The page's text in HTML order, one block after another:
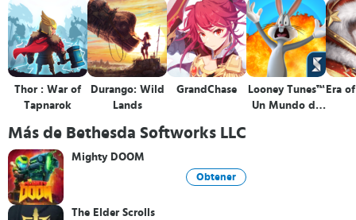
Thor : War of
Tapnarok
Durango: Wild
Lands
GrandChase
Looney Tunes™
Un Mundo de
Era
Más de Bethesda Softworks LLC
Mighty DOOM
Obtener
The Elder Scrolls